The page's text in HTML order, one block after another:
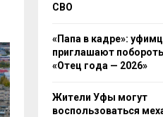
СВО
«Папа в кадре»:
приглашают
«Отец года — 2026»
Жители Уфы могут
воспользоваться